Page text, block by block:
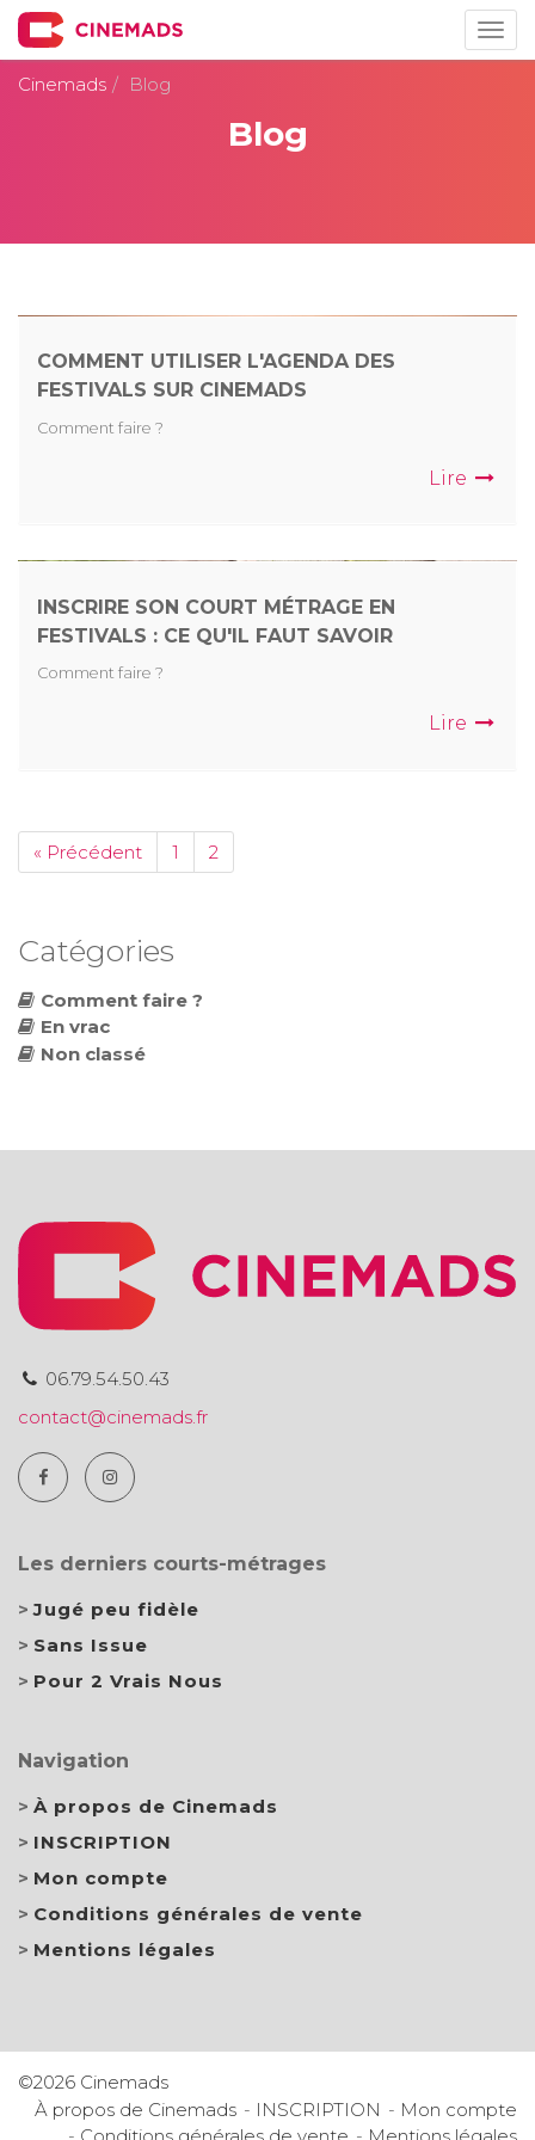
Cinemads
Blog
Blog
COMMENT UTILISER L'AGENDA DES
FESTIVALS SUR CINEMADS
Comment faire ?
Lire
INSCRIRE SON COURT MÉTRAGE EN
FESTIVALS : CE QU'IL FAUT SAVOIR
Comment faire ?
Lire
« Précédent 1 2
Catégories
Comment faire ?
En vrac
Non classé
06.79.54.50.43
contact@cinemads.fr
Les derniers courts-métrages
Jugé peu fidèle
Sans Issue
Pour 2 Vrais Nous
Navigation
À propos de Cinemads
INSCRIPTION
Mon compte
Conditions générales de vente
Mentions légales
©2026 Cinemads
À propos de Cinemads
INSCRIPTION
Mon compte